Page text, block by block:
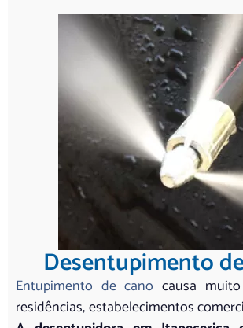
Desentupimento
Entupimento de cano causa
residências, estabelecimentos